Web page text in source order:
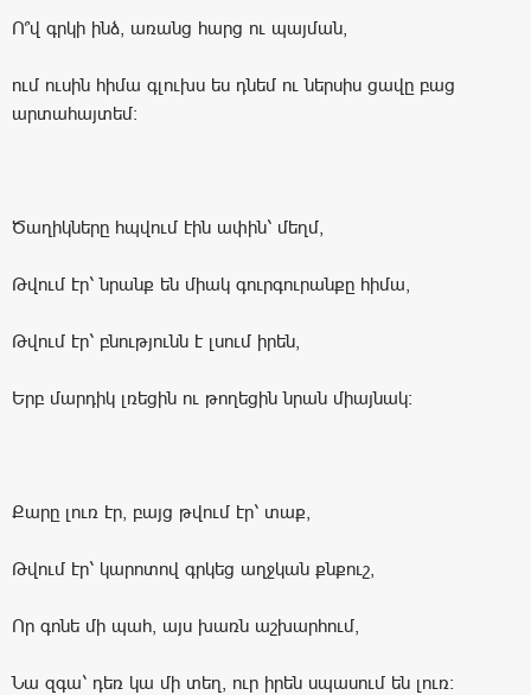
Ո՞վ գրկի ինձ, առանց հարց ու պայման,
ում ուսին հիմա գլուխս ես դնեմ ու ներսիս ցավը բաց
արտահայտեմ:
Ծաղիկները հպվում էին ափին՝ մեղմ,
Թվում էր՝ նրանք են միակ գուրգուրանքը հիմա,
Թվում էր՝ բնությունն է լսում իրեն,
Երբ մարդիկ լռեցին ու թողեցին նրան միայնակ:
Քարը լուռ էր, բայց թվում էր՝ տաք,
Թվում էր՝ կարոտով գրկեց աղջկան քնքուշ,
Որ գոնե մի պահ, այս խառն աշխարհում,
Նա զգա՝ դեռ կա մի տեղ, ուր իրեն սպասում են լուռ: